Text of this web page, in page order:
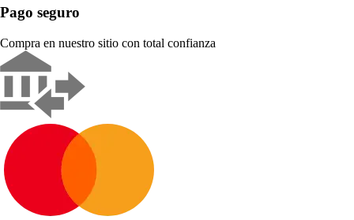
Pago seguro
Compra en nuestro sitio con total confianza